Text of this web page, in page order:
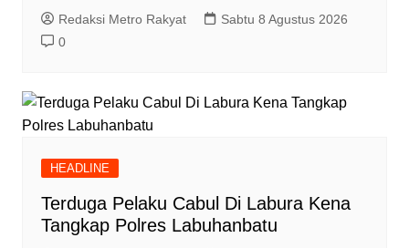
Redaksi Metro Rakyat
Sabtu 8 Agustus 2026
0
HEADLINE
Terduga Pelaku Cabul Di Labura Kena
Tangkap Polres Labuhanbatu